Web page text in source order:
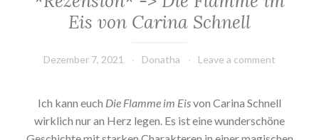
Eis von Carina Schnell
Dezember 7, 2021 Donatha Leave a comment
Ich kann euch Die Flamme im Eisvon Carina Schnell
wirklich nur an Herz legen. Es ist eine wunderschöne